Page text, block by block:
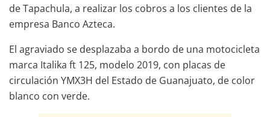
de Tapachula, a realizar los cobros a los clientes de la
empresa Banco Azteca.
El agraviado se desplazaba a bordo de una motocicleta
marca Italika ft 125, modelo 2019, con placas de
circulación YMX3H del Estado de Guanajuato, de color
blanco con verde.